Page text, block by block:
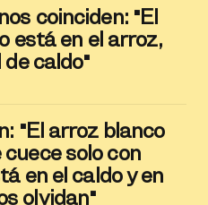
coinciden: "El
está en el arroz,
caldo"
"El arroz blanco
solo con
en el caldo y en
olvidan"